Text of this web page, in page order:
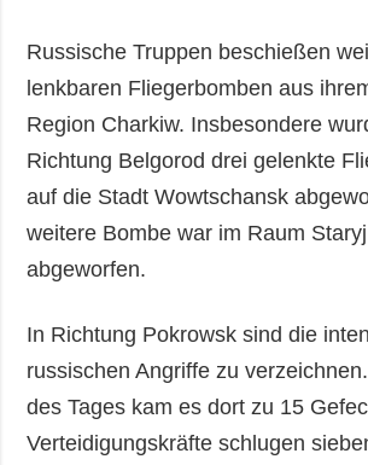
Russische Truppen beschießen
lenkbaren Fliegerbomben aus
Region Charkiw. Insbesondere
Richtung Belgorod drei gelenkte
auf die Stadt Wowtschansk
weitere Bombe war im Raum
abgeworfen.
In Richtung Pokrowsk sind die
russischen Angriffe zu
des Tages kam es dort zu 15
Verteidigungskräfte schlugen